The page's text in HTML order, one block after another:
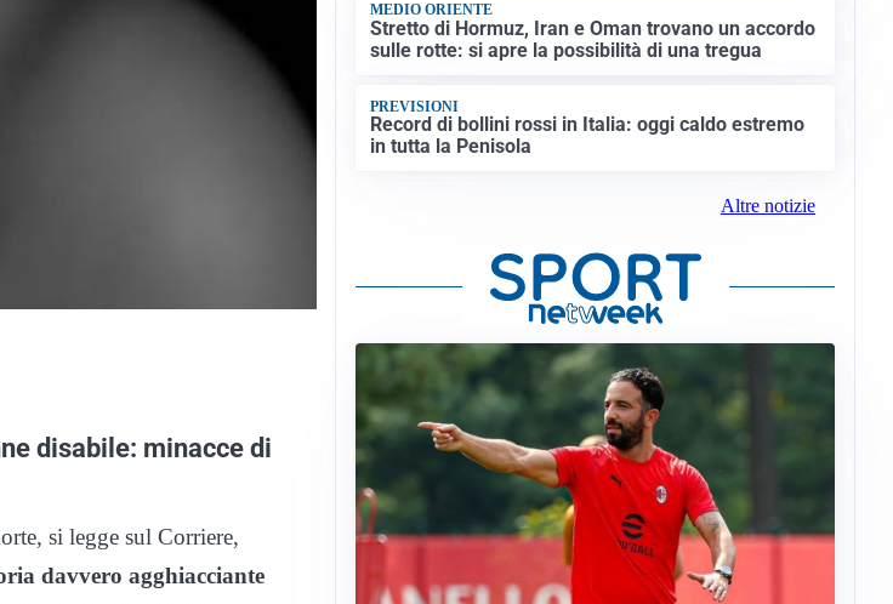
disabile: minacce di
si legge sul Corriere,
davvero agghiacciante
MEDIO ORIENTE
Stretto di Hormuz, Iran e Oman trovano un accordo
sulle rotte: si apre la possibilità di una tregua
PREVISIONI
Record di bollini rossi in Italia: oggi caldo estremo
in tutta la Penisola
Altre notizie